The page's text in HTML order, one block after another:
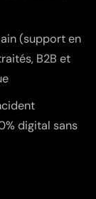
(support en
B2B et
digital sans